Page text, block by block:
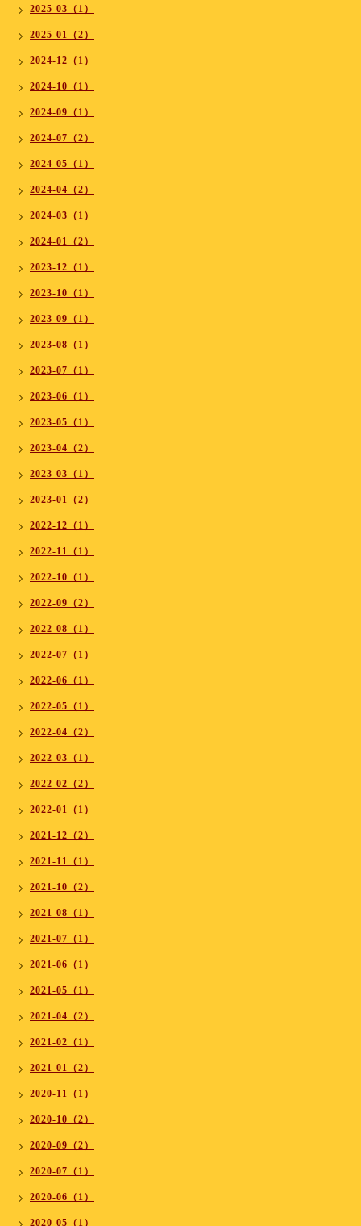
2025-03（1）
2025-01（2）
2024-12（1）
2024-10（1）
2024-09（1）
2024-07（2）
2024-05（1）
2024-04（2）
2024-03（1）
2024-01（2）
2023-12（1）
2023-10（1）
2023-09（1）
2023-08（1）
2023-07（1）
2023-06（1）
2023-05（1）
2023-04（2）
2023-03（1）
2023-01（2）
2022-12（1）
2022-11（1）
2022-10（1）
2022-09（2）
2022-08（1）
2022-07（1）
2022-06（1）
2022-05（1）
2022-04（2）
2022-03（1）
2022-02（2）
2022-01（1）
2021-12（2）
2021-11（1）
2021-10（2）
2021-08（1）
2021-07（1）
2021-06（1）
2021-05（1）
2021-04（2）
2021-02（1）
2021-01（2）
2020-11（1）
2020-10（2）
2020-09（2）
2020-07（1）
2020-06（1）
2020-05（1）